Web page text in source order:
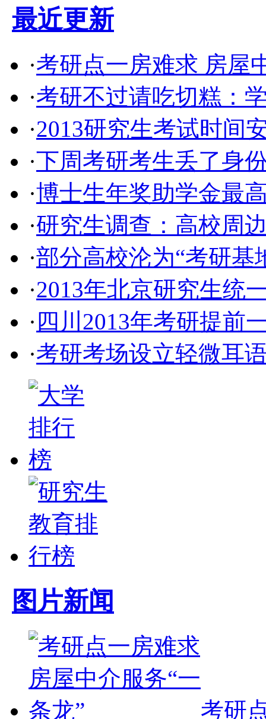
最近更新
·考研点一房难求 房屋
·考研不过请吃切糕：
·2013研究生考试时间
·下周考研考生丢了身
·博士生年奖助学金最
·研究生调查：高校周
·部分高校沦为“考研基
·2013年北京研究生统
· 四川2013年考研提前
·考研考场设立轻微耳
图片新闻
考研